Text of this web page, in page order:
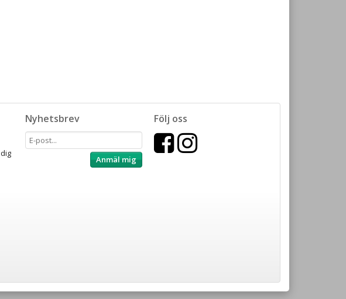
Följ oss
Nyhetsbrev
Anmäl mig